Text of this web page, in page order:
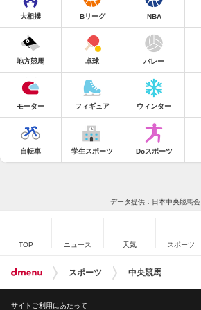
大相撲 Bリーグ NBA
地方競馬 卓球 バレー
モーター フィギュア ウィンター
自転車 学生スポーツ Doスポーツ
データ提供：日本中央競馬会
TOP ニュース 天気 スポーツ
スポーツ 中央競馬
サイトご利用にあたって